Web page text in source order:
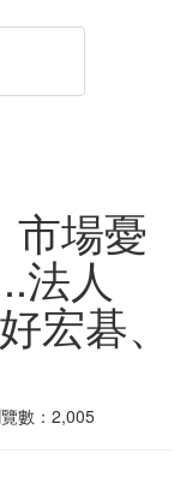
市場憂
法人
宏碁、
數：2,005